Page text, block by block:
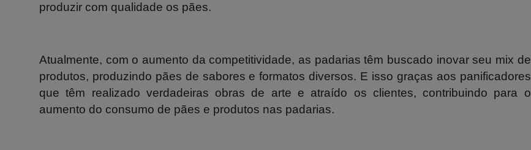
produzir com qualidade os pães.
Atualmente, com o aumento da competitividade, as padarias têm buscado inovar seu mix de
produtos, produzindo pães de sabores e formatos diversos. E isso graças aos panificadores
que têm realizado verdadeiras obras de arte e atraído os clientes, contribuindo para o
aumento do consumo de pães e produtos nas padarias.